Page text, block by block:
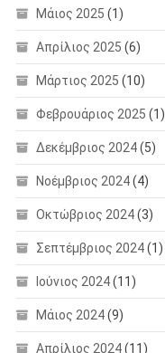
Μάιος 2025 (1)
Απρίλιος 2025 (6)
Μάρτιος 2025 (10)
Φεβρουάριος 2025 (1)
Δεκέμβριος 2024(5)
Νοέμβριος 2024(4)
Οκτώβριος 2024(3)
Σεπτέμβριος 2024(1)
Ιούνιος 2024(11)
Μάιος 2024(9)
Απρίλιος 2024(11)